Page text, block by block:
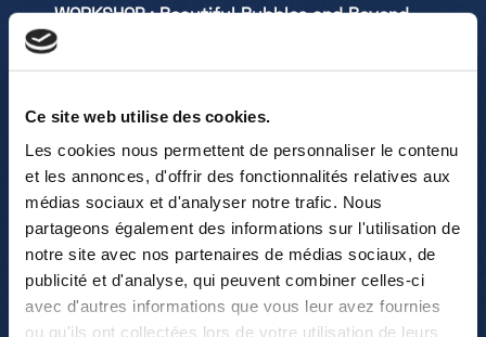
Ce site web utilise des cookies.
Les cookies nous permettent de personnaliser le contenu
et les annonces, d'offrir des fonctionnalités relatives aux
médias sociaux et d'analyser notre trafic. Nous
partageons également des informations sur l'utilisation de
notre site avec nos partenaires de médias sociaux, de
publicité et d'analyse, qui peuvent combiner celles-ci
avec d'autres informations que vous leur avez fournies
ou qu'ils ont collectées lors de votre utilisation de leurs
WORKSHOP : Beautiful Bubbles and Beyond –
"
formes inattendues"(Bernard Mazouin, Sophie
KIDS CORNER : Workshop Origami – "
Center) –
FR, LU, DE & EN
KIDS CORNER : Workshop Tesselation – "Créez
des pavages artistiques et des puzzles
mathématiques" (Matías Gárate – Geometric